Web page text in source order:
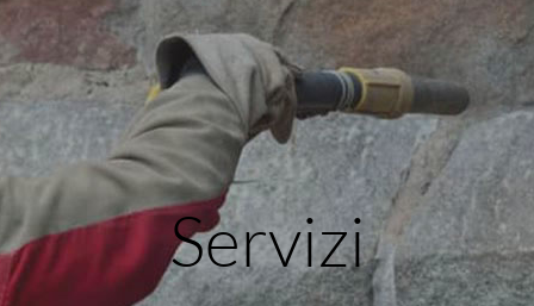
Servizi